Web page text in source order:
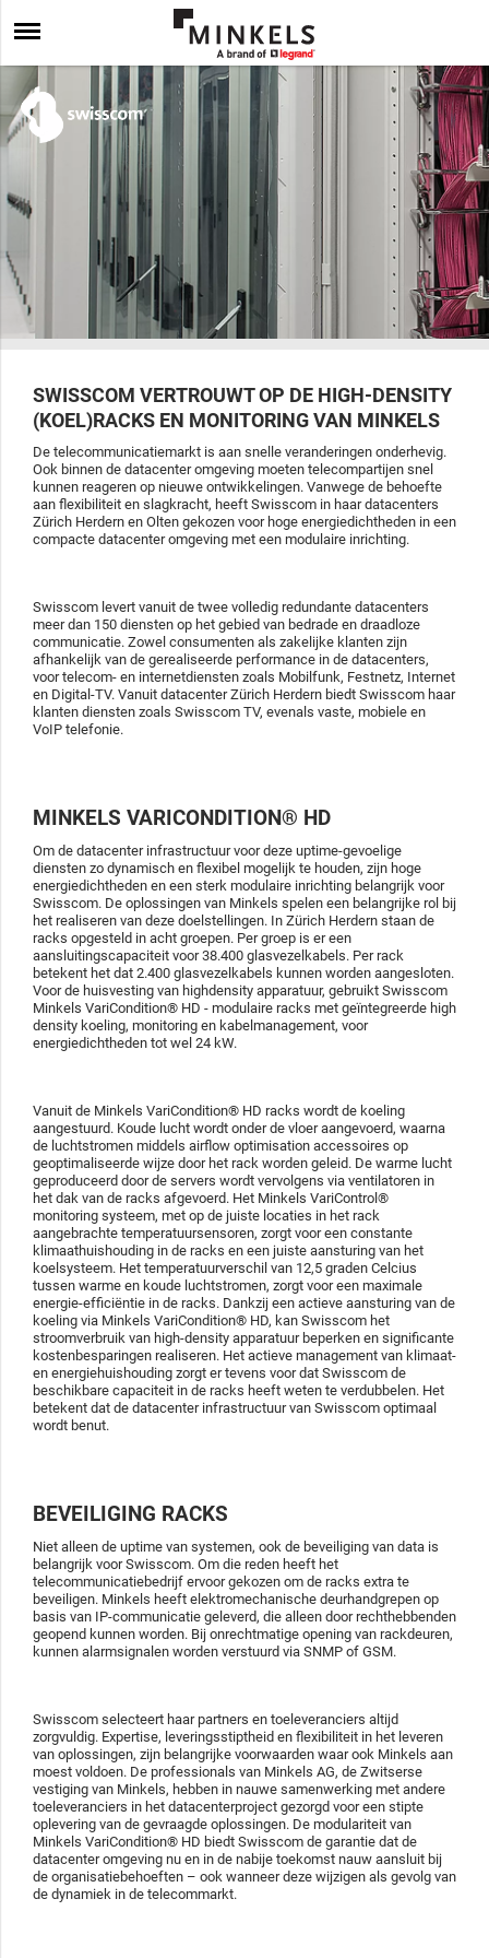
SWISSCOM VERTROUWT OP DE HIGH-DENSITY
(KOEL)RACKS EN MONITORING VAN MINKELS
De telecommunicatiemarkt is aan snelle veranderingen onderhevig.
Ook binnen de datacenter omgeving moeten telecompartijen snel
kunnen reageren op nieuwe ontwikkelingen. Vanwege de behoefte
aan flexibiliteit en slagkracht, heeft Swisscom in haar datacenters
Zürich Herdern en Olten gekozen voor hoge energiedichtheden in een
compacte datacenter omgeving met een modulaire inrichting.
Swisscom levert vanuit de twee volledig redundante datacenters
meer dan 150 diensten op het gebied van bedrade en draadloze
communicatie. Zowel consumenten als zakelijke klanten zijn
afhankelijk van de gerealiseerde performance in de datacenters,
voor telecom- en internetdiensten zoals Mobilfunk, Festnetz, Internet
en Digital-TV. Vanuit datacenter Zürich Herdern biedt Swisscom haar
klanten diensten zoals Swisscom TV, evenals vaste, mobiele en
VoIP telefonie.
MINKELS VARICONDITION® HD
Om de datacenter infrastructuur voor deze uptime-gevoelige
diensten zo dynamisch en flexibel mogelijk te houden, zijn hoge
energiedichtheden en een sterk modulaire inrichting belangrijk voor
Swisscom. De oplossingen van Minkels spelen een belangrijke rol bij
het realiseren van deze doelstellingen. In Zürich Herdern staan de
racks opgesteld in acht groepen. Per groep is er een
aansluitingscapaciteit voor 38.400 glasvezelkabels. Per rack
betekent het dat 2.400 glasvezelkabels kunnen worden aangesloten.
Voor de huisvesting van highdensity apparatuur, gebruikt Swisscom
Minkels VariCondition® HD - modulaire racks met geïntegreerde high
density koeling, monitoring en kabelmanagement, voor
energiedichtheden tot wel 24 kW.
Vanuit de Minkels VariCondition® HD racks wordt de koeling
aangestuurd. Koude lucht wordt onder de vloer aangevoerd, waarna
de luchtstromen middels airflow optimisation accessoires op
geoptimaliseerde wijze door het rack worden geleid. De warme lucht
geproduceerd door de servers wordt vervolgens via ventilatoren in
het dak van de racks afgevoerd. Het Minkels VariControl®
monitoring systeem, met op de juiste locaties in het rack
aangebrachte temperatuursensoren, zorgt voor een constante
klimaathuishouding in de racks en een juiste aansturing van het
koelsysteem. Het temperatuurverschil van 12,5 graden Celcius
tussen warme en koude luchtstromen, zorgt voor een maximale
energie-efficiëntie in de racks. Dankzij een actieve aansturing van de
koeling via Minkels VariCondition® HD, kan Swisscom het
stroomverbruik van high-density apparatuur beperken en significante
kostenbesparingen realiseren. Het actieve management van klimaat-
en energiehuishouding zorgt er tevens voor dat Swisscom de
beschikbare capaciteit in de racks heeft weten te verdubbelen. Het
betekent dat de datacenter infrastructuur van Swisscom optimaal
wordt benut.
BEVEILIGING RACKS
Niet alleen de uptime van systemen, ook de beveiliging van data is
belangrijk voor Swisscom. Om die reden heeft het
telecommunicatiebedrijf ervoor gekozen om de racks extra te
beveiligen. Minkels heeft elektromechanische deurhandgrepen op
basis van IP-communicatie geleverd, die alleen door rechthebbenden
geopend kunnen worden. Bij onrechtmatige opening van rackdeuren,
kunnen alarmsignalen worden verstuurd via SNMP of GSM.
Swisscom selecteert haar partners en toeleveranciers altijd
zorgvuldig. Expertise, leveringsstiptheid en flexibiliteit in het leveren
van oplossingen, zijn belangrijke voorwaarden waar ook Minkels aan
moest voldoen. De professionals van Minkels AG, de Zwitserse
vestiging van Minkels, hebben in nauwe samenwerking met andere
toeleveranciers in het datacenterproject gezorgd voor een stipte
oplevering van de gevraagde oplossingen. De modulariteit van
Minkels VariCondition® HD biedt Swisscom de garantie dat de
datacenter omgeving nu en in de nabije toekomst nauw aansluit bij
de organisatiebehoeften – ook wanneer deze wijzigen als gevolg van
de dynamiek in de telecommarkt.